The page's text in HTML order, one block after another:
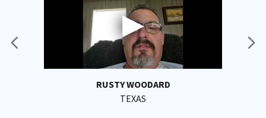
RUSTY WOODARD
TEXAS